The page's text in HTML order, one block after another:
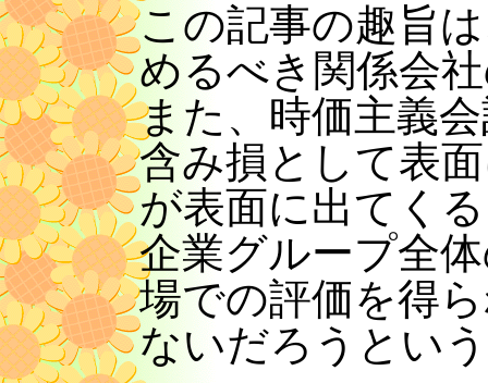
この記事の趣旨
めるべき関係会
また、時価主義
含み損として表
が表面に出てく
企業グループ全
場での評価を得
ないだろうとい